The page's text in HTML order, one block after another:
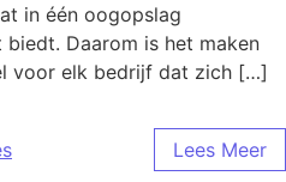
in één oogopslag
Daarom is het maken
voor elk bedrijf dat zich […]
Lees Meer